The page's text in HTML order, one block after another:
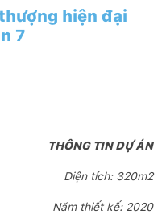
hiện đại
7
THÔNG TIN DỰ ÁN
Diện tích: 320m2
Năm thiết kế: 2020